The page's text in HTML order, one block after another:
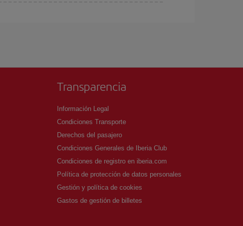
Transparencia
Información Legal
Condiciones Transporte
Derechos del pasajero
Condiciones Generales de Iberia Club
Condiciones de registro en iberia.com
Política de protección de datos personales
Gestión y política de cookies
Gastos de gestión de billetes